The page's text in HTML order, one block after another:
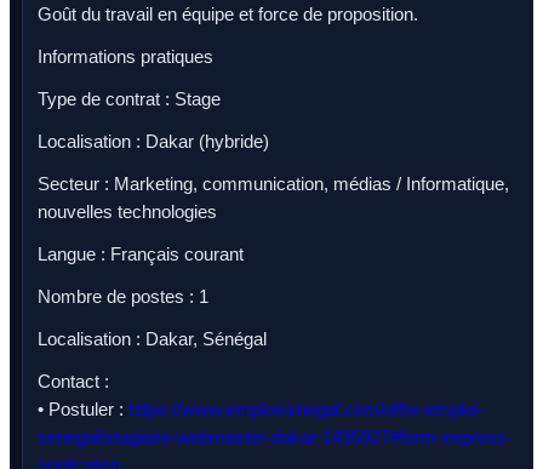
Goût du travail en équipe et force de proposition.
Informations pratiques
Type de contrat : Stage
Localisation : Dakar (hybride)
Secteur : Marketing, communication, médias / Informatique,
nouvelles technologies
Langue : Français courant
Nombre de postes : 1
Localisation : Dakar, Sénégal
Contact :
• Postuler : https://www.emploisenegal.com/offre-emploi-
senegal/stagiaire-webmaster-dakar-1495927#form-express-
application